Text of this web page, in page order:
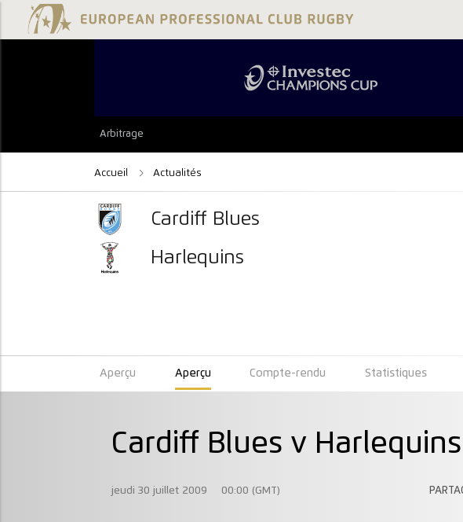
Arbitrage
Accueil Actualités
Cardiff Blues
Harlequins
Aperçu Aperçu Compte-rendu Statistiques
Cardiff Blues v Harlequins
jeudi 30 juillet 2009 00:00 (GMT)